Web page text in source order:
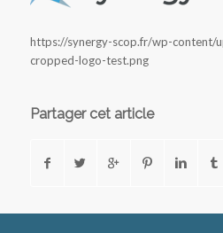
https://synergy-scop.fr/wp-
cropped-logo-test.png
Partager cet article